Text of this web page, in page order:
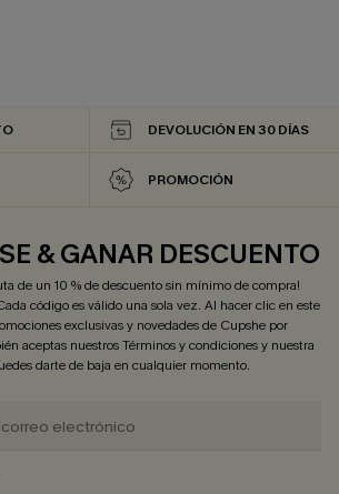
DEVOLUCIÓN EN 30 DÍAS
PROMOCIÓN
& GANAR DESCUENTO
de un 10 % de descuento sin mínimo de compra!
código es válido una sola vez. Al hacer clic en este
exclusivas y novedades de Cupshe por
aceptas nuestrosTérminos y condicionesy nuestra
darte de baja en cualquier momento.